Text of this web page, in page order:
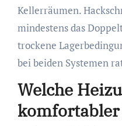
Kellerräumen.
mindestens das
trockene
bei beiden Systemen
Welche